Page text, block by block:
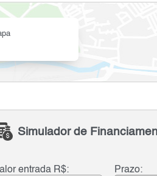
Simulador de
entrada R$: Prazo: